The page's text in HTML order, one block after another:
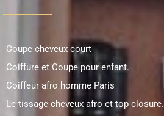
Coupe cheveux court
Coiffure et Coupe pour enfant.
Coiffeur afro homme Paris
Le tissage cheveux afro et top closure.